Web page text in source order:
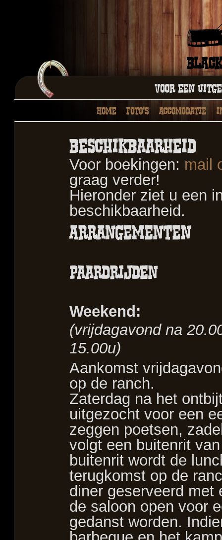
Voor boekingen: mail
graag verder!
Hieronder ziet u een
beschikbaarheid.
Weekend:
(vrijdagavond na
15.00u)
–
Aankomst
op de ranch.
Zaterdag na het
uitgezocht voor een
zeggen poetsen,
volgt een buitenrit
buitenrit wordt de
terugkomst op de
diner geserveerd met
de saloon open voor
gedanst worden.